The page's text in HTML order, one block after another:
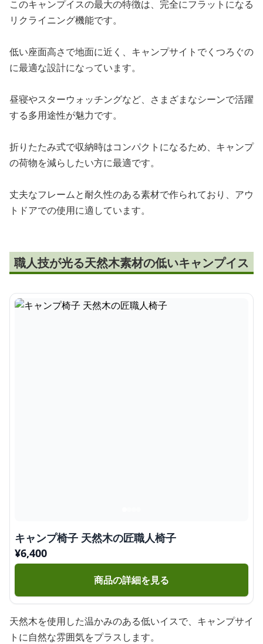
このキャンプイスの最大の特徴は、完全にフラットになる
リクライニング機能です。
低い座面高さで地面に近く、キャンプサイトでくつろぐの
に最適な設計になっています。
昼寝やスターウォッチングなど、さまざまなシーンで活躍
する多用途性が魅力です。
折りたたみ式で収納時はコンパクトになるため、キャンプ
の荷物を減らしたい方に最適です。
丈夫なフレームと耐久性のある素材で作られており、アウ
トドアでの使用に適しています。
職人技が光る天然木素材の低いキャンプイス
キャンプ椅子 天然木の匠職人椅子
¥6,400
商品の詳細を見る
天然木を使用した温かみのある低いイスで、キャンプサイ
トに自然な雰囲気をプラスします。